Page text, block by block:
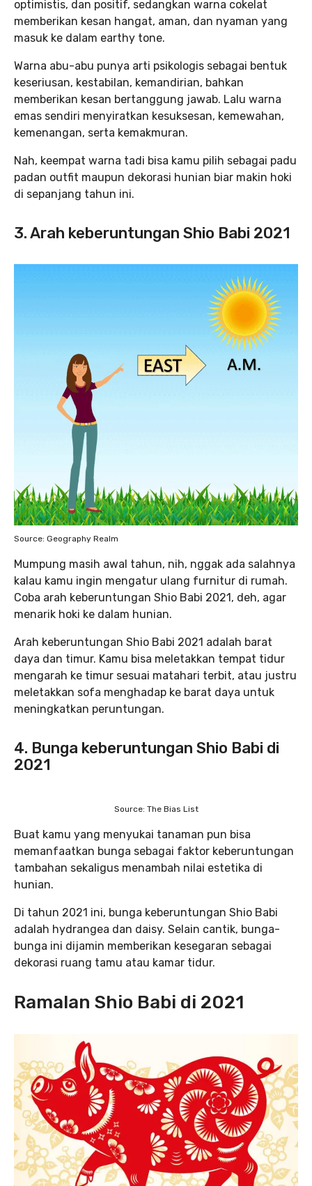
optimistis, dan positif, sedangkan warna cokelat
memberikan kesan hangat, aman, dan nyaman yang
masuk ke dalam earthy tone.
Warna abu-abu punya arti psikologis sebagai bentuk
keseriusan, kestabilan, kemandirian, bahkan
memberikan kesan bertanggung jawab. Lalu warna
emas sendiri menyiratkan kesuksesan, kemewahan,
kemenangan, serta kemakmuran.
Nah, keempat warna tadi bisa kamu pilih sebagai padu
padan outfit maupun dekorasi hunian biar makin hoki
di sepanjang tahun ini.
3. Arah keberuntungan Shio Babi 2021
Source: Geography Realm
Mumpung masih awal tahun, nih, nggak ada salahnya
kalau kamu ingin mengatur ulang furnitur di rumah.
Coba arah keberuntungan Shio Babi 2021, deh, agar
menarik hoki ke dalam hunian.
Arah keberuntungan Shio Babi 2021 adalah barat
daya dan timur. Kamu bisa meletakkan tempat tidur
mengarah ke timur sesuai matahari terbit, atau justru
meletakkan sofa menghadap ke barat daya untuk
meningkatkan peruntungan.
4. Bunga keberuntungan Shio Babi di
2021
Source: The Bias List
Buat kamu yang menyukai tanaman pun bisa
memanfaatkan bunga sebagai faktor keberuntungan
tambahan sekaligus menambah nilai estetika di
hunian.
Di tahun 2021 ini, bunga keberuntungan Shio Babi
adalah hydrangea dan daisy. Selain cantik, bunga-
bunga ini dijamin memberikan kesegaran sebagai
dekorasi ruang tamu atau kamar tidur.
Ramalan Shio Babi di 2021